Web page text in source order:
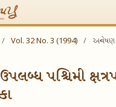
/ Vol. 32 No. 3 (1994) /
પશ્ચિમી